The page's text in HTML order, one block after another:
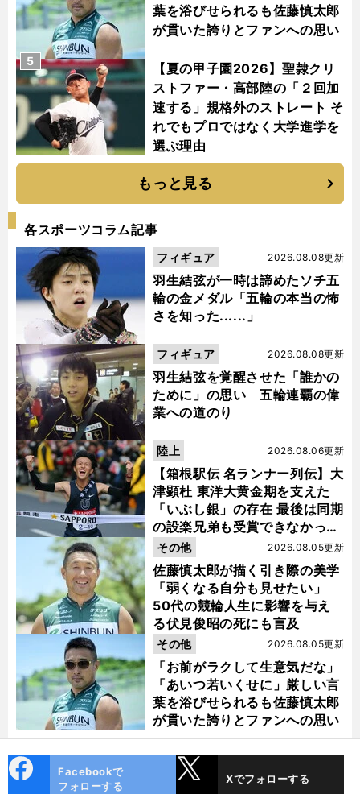
葉を浴びせられるも佐藤慎太郎
が貫いた誇りとファンへの思い
【夏の甲子園2026】聖隷クリ
ストファー・高部陸の「２回加
速する」規格外のストレート そ
れでもプロではなく大学進学を
選ぶ理由
5
もっと見る
各スポーツコラム記事
羽生結弦が一時は諦めたソチ五
輪の金メダル「五輪の本当の怖
さを知った......」
2026.08.08更新
フィギュア
羽生結弦を覚醒させた「誰かの
ために」の思い 五輪連覇の偉
業への道のり
2026.08.08更新
フィギュア
【箱根駅伝 名ランナー列伝】大
津顕杜 東洋大黄金期を支えた
「いぶし銀」の存在 最後は同期
の設楽兄弟も受賞できなかった
金栗杯に輝く
2026.08.06更新
陸上
佐藤慎太郎が描く引き際の美学
「弱くなる自分も見せたい」
50代の競輪人生に影響を与え
る伏見俊昭の死にも言及
2026.08.05更新
その他
「お前がラクして生意気だな」
「あいつ若いくせに」厳しい言
葉を浴びせられるも佐藤慎太郎
が貫いた誇りとファンへの思い
2026.08.05更新
その他
ok
Facebookで
フォローする
Xでフォローする